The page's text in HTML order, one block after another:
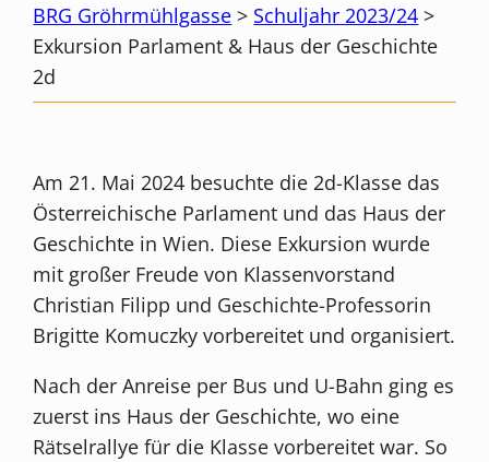
BRG Gröhrmühlgasse > Schuljahr 2023/24 >
Exkursion Parlament & Haus der Geschichte
2d
Am 21. Mai 2024 besuchte die 2d-Klasse das
Österreichische Parlament und das Haus der
Geschichte in Wien. Diese Exkursion wurde
mit großer Freude von Klassenvorstand
Christian Filipp und Geschichte-Professorin
Brigitte Komuczky vorbereitet und organisiert.
Nach der Anreise per Bus und U-Bahn ging es
zuerst ins Haus der Geschichte, wo eine
Rätselrallye für die Klasse vorbereitet war. So